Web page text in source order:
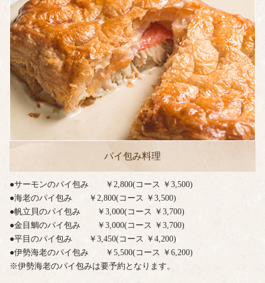
パイ包み料理
●サーモンのパイ包み ￥2,800(コース ￥3,500)
●海老のパイ包み ￥2,800(コース ￥3,500)
●帆立貝のパイ包み ￥3,000(コース ￥3,700)
●金目鯛のパイ包み ￥3,000(コース ￥3,700)
●平目のパイ包み ￥3,450(コース ￥4,200)
●伊勢海老のパイ包み ￥5,500(コース ￥6,200)
※伊勢海老のパイ包みは要予約となります。